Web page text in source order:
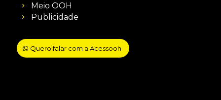
Meio OOH
Publicidade
Quero falar com a Acessooh